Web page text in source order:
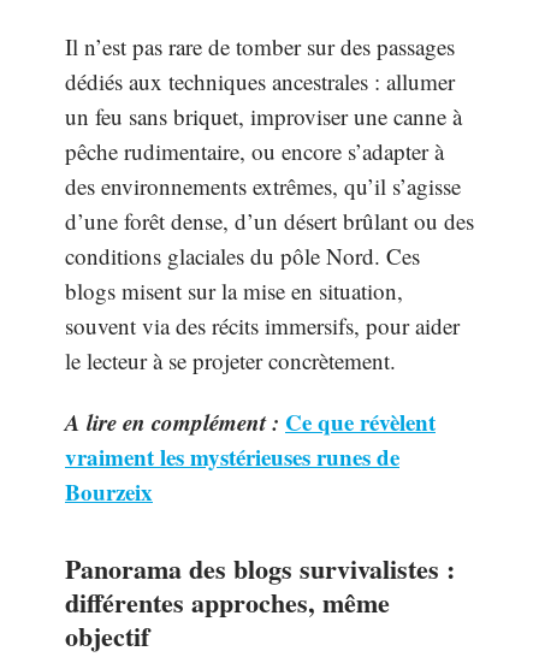
Il n’est pas rare de tomber sur des passages
dédiés aux techniques ancestrales : allumer
un feu sans briquet, improviser une canne à
pêche rudimentaire, ou encore s’adapter à
des environnements extrêmes, qu’il s’agisse
d’une forêt dense, d’un désert brûlant ou des
conditions glaciales du pôle Nord. Ces
blogs misent sur la mise en situation,
souvent via des récits immersifs, pour aider
le lecteur à se projeter concrètement.
A lire en complément : Ce que révèlent
vraiment les mystérieuses runes de
Bourzeix
Panorama des blogs survivalistes :
différentes approches, même
objectif